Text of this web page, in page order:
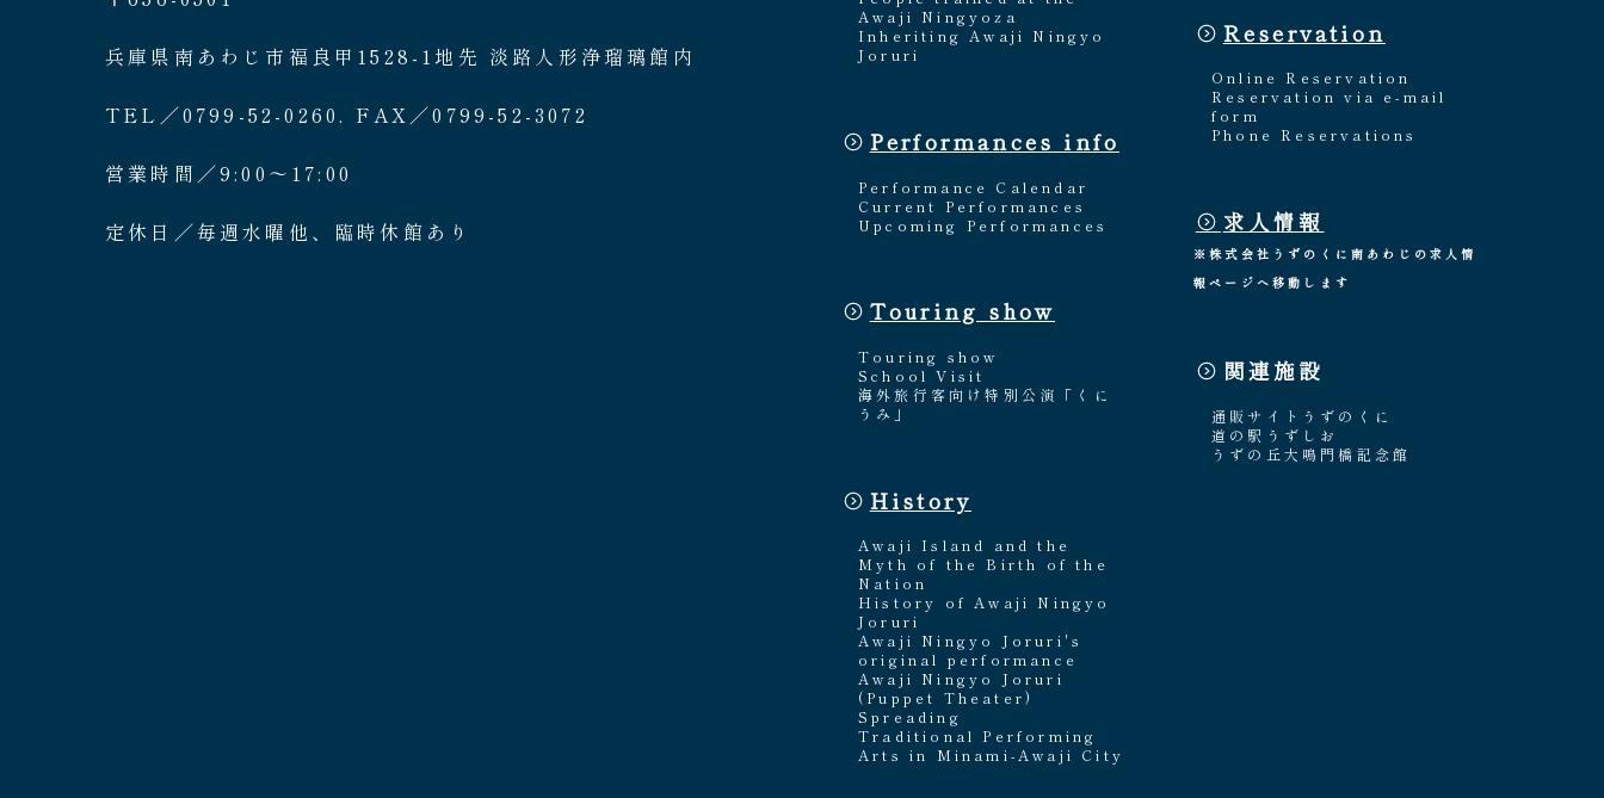
兵庫県南あわじ市福良甲1528-1地先 淡路人形浄瑠璃館内
TEL／0799-52-0260. FAX／0799-52-3072
営業時間／9:00〜17:00
定休日／毎週水曜他、臨時休館あり
Awaji Ningyoza
Inheriting Awaji Ningyo
Joruri
Performances info
Performance Calendar
Current Performances
Upcoming Performances
Touring show
Touring show
School Visit
海外旅行客向け特別公演「くに
うみ」
History
Awaji Island and the
Myth of the Birth of the
Nation
History of Awaji Ningyo
Joruri
Awaji Ningyo Joruri's
original performance
Awaji Ningyo Joruri
(Puppet Theater)
Spreading
Traditional Performing
Arts in Minami-Awaji City
Reservation
Online Reservation
Reservation via e-mail
form
Phone Reservations
求人情報
※株式会社うずのくに南あわじの求人情
報ページへ移動します
関連施設
通販サイトうずのくに
道の駅うずしお
うずの丘大鳴門橋記念館